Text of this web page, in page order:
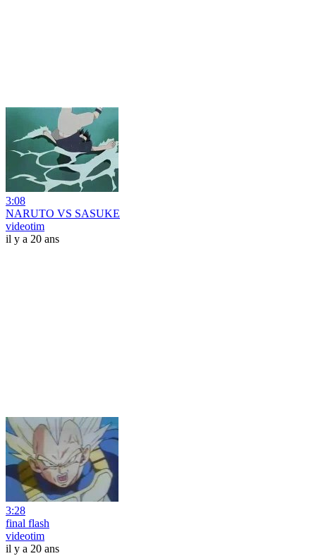
3:08
NARUTO VS SASUKE
videotim
il y a 20 ans
3:28
final flash
videotim
il y a 20 ans